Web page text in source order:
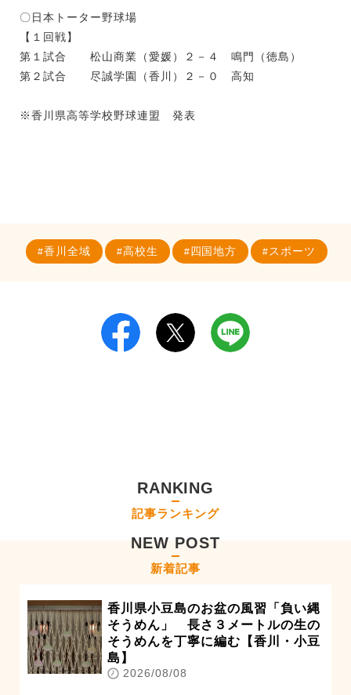
〇日本トーター野球場
【１回戦】
第１試合 松山商業（愛媛）２－４ 鳴門（徳島）
第２試合 尽誠学園（香川）２－０ 高知
※香川県高等学校野球連盟 発表
香川全域 高校生 四国地方 スポーツ
RANKING
記事ランキング
NEW POST
新着記事
香川県小豆島のお盆の風習「負い縄
そうめん」 長さ３メートルの生の
そうめんを丁寧に編む【香川・小豆
島】
2026/08/08